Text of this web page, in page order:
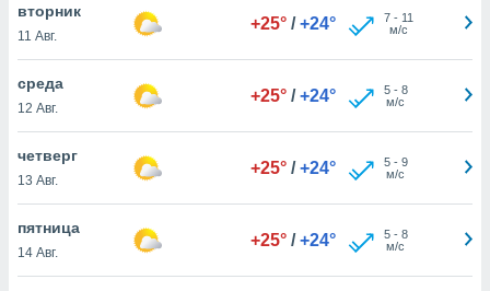
нашей
cookie
cookie
в
нашего
вторник
11 Авг.
+25° / +24° 7- 11
м/с
среда
12 Авг.
+25° / +24° 5- 8
м/с
четверг
13 Авг.
+25° / +24° 5- 9
м/с
пятница
14 Авг.
+25° / +24° 5- 8
м/с